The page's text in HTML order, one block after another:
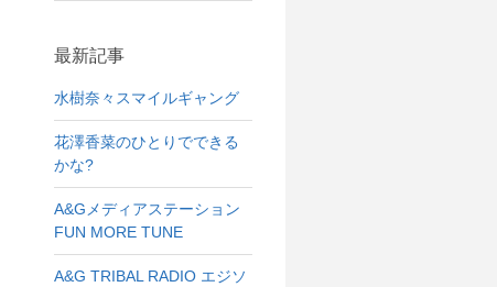
最新記事
水樹奈々スマイルギャング
花澤香菜のひとりでできる
かな?
A&Gメディアステーション
FUN MORE TUNE
A&G TRIBAL RADIO エジソ